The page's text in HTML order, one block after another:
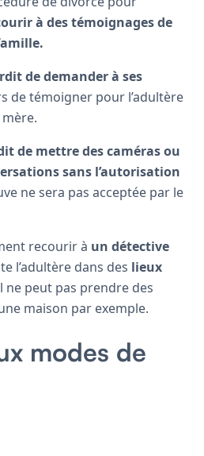
à des témoignages de
de demander à ses
de témoigner pour l’adultère
de mettre des caméras ou
sans l’autorisation
ne sera pas acceptée par le
recourir à un détective
l’adultère dans des lieux
ne peut pas prendre des
maison par exemple.
modes de